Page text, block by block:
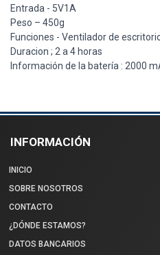
Entrada - 5V1A
Peso – 450g
Funciones - Ventilador de
Duracion ; 2 a 4 horas
Información de la batería : 2000
INFORMACIÓN
INICIO
SOBRE NOSOTROS
CONTACTO
¿DÓNDE ESTAMOS?
DATOS BANCARIOS